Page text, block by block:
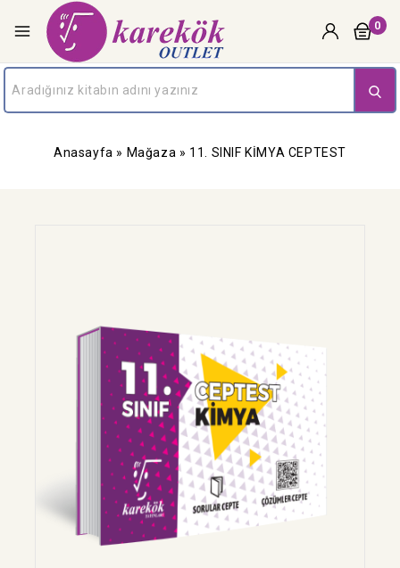
0
Anasayfa » Mağaza » 11. SINIF KİMYA CEPTEST